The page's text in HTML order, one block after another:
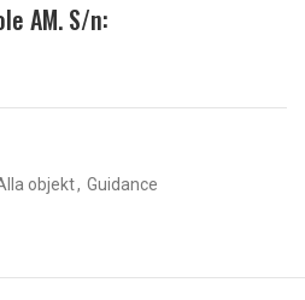
AM. S/n:
objekt, Guidance